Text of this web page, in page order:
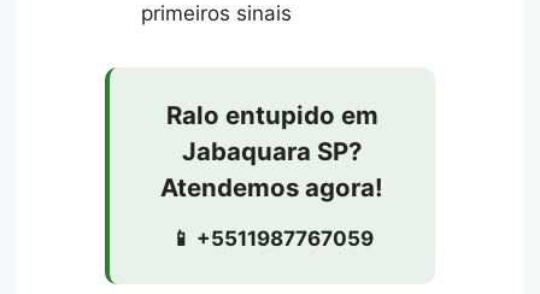
primeiros sinais
Ralo entupido em
Jabaquara SP?
Atendemos agora!
📱 +5511987767059